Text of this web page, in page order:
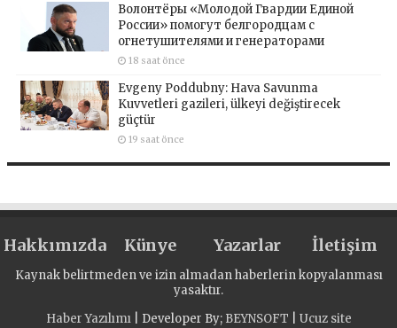
Волонтёры «Молодой Гвардии Единой
России» помогут белгородцам с
огнетушителями и генераторами
18 saat önce
Evgeny Poddubny: Hava Savunma
Kuvvetleri gazileri, ülkeyi değiştirecek
güçtür
19 saat önce
Hakkımızda Künye Yazarlar İletişim
Kaynak belirtmeden ve izin almadan haberlerin kopyalanması
yasaktır.
Haber Yazılımı| Developer By; BEYNSOFT Ucuz site